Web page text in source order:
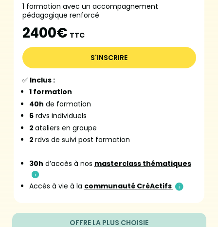
1 formation avec un accompagnement
pédagogique renforcé
2400€ TTC
S'INSCRIRE
✅Inclus :
1 formation
40h de formation
6rdvs individuels
2 ateliers en groupe
2 rdvs de suivi post formation
30h d’accès à nos masterclass thématiques
Accès à vie à la communauté CréActifs